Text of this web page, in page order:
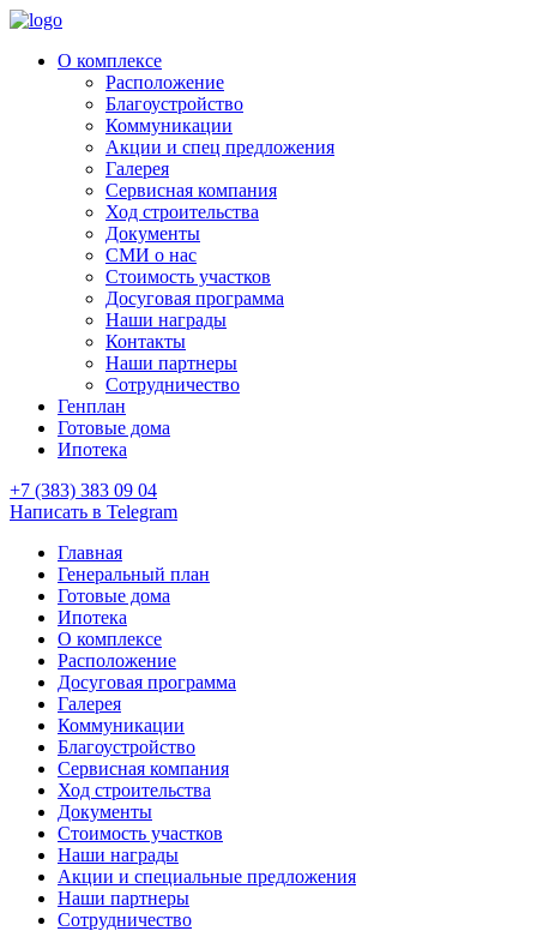
О комплексе
Расположение
Благоустройство
Коммуникации
Акции и спец предложения
Галерея
Сервисная компания
Ход строительства
Документы
СМИ о нас
Стоимость участков
Досуговая программа
Наши награды
Контакты
Наши партнеры
Сотрудничество
Генплан
Готовые дома
Ипотека
+7 (383) 383 09 04
Написать в Telegram
Главная
Генеральный план
Готовые дома
Ипотека
О комплексе
Расположение
Досуговая программа
Галерея
Коммуникации
Благоустройство
Сервисная компания
Ход строительства
Документы
Стоимость участков
Наши награды
Акции и специальные предложения
Наши партнеры
Сотрудничество